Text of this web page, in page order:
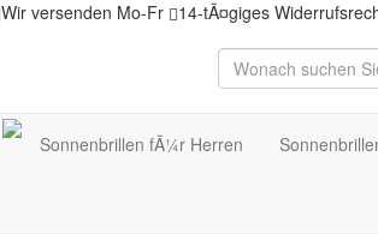
Wir versenden Mo-Fr 14-tÃ¤giges
Sonnenbrillen fÃ¼r Herren